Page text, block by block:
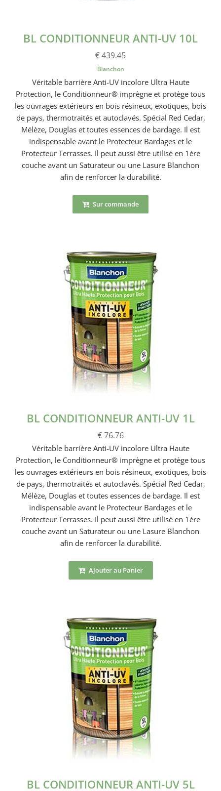
BL CONDITIONNEUR ANTI-UV 10L
€ 439.45
Blanchon
Véritable barrière Anti-UV incolore Ultra Haute
Protection, le Conditionneur® imprègne et protège tous
les ouvrages extérieurs en bois résineux, exotiques, bois
de pays, thermotraités et autoclavés. Spécial Red Cedar,
Mélèze, Douglas et toutes essences de bardage. Il est
indispensable avant le Protecteur Bardages et le
Protecteur Terrasses. Il peut aussi être utilisé en 1ère
couche avant un Saturateur ou une Lasure Blanchon
afin de renforcer la durabilité.
Sur commande
BL CONDITIONNEUR ANTI-UV 1L
€ 76.76
Véritable barrière Anti-UV incolore Ultra Haute
Protection, le Conditionneur® imprègne et protège tous
les ouvrages extérieurs en bois résineux, exotiques, bois
de pays, thermotraités et autoclavés. Spécial Red Cedar,
Mélèze, Douglas et toutes essences de bardage. Il est
indispensable avant le Protecteur Bardages et le
Protecteur Terrasses. Il peut aussi être utilisé en 1ère
couche avant un Saturateur ou une Lasure Blanchon
afin de renforcer la durabilité.
Ajouter au Panier
BL CONDITIONNEUR ANTI-UV 5L